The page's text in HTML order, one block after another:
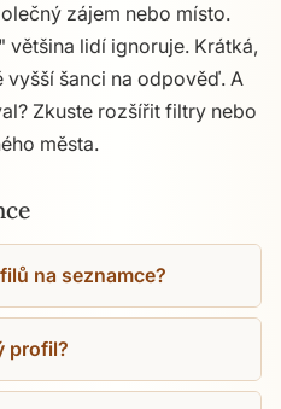
zájem nebo místo.
většina lidí ignoruje. Krátká,
šanci na odpověď. A
Zkuste rozšířit filtry nebo
města.
na seznamce?
profil?